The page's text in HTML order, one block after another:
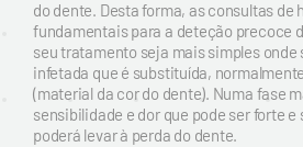
do dente. Desta forma, as consultas de
fundamentais para a deteção precoce
seu tratamento seja mais simples onde
infetada que é substituída,
(material da cor do dente). Numa fase
sensibilidade e dor que pode ser forte e
poderá levar à perda do dente.